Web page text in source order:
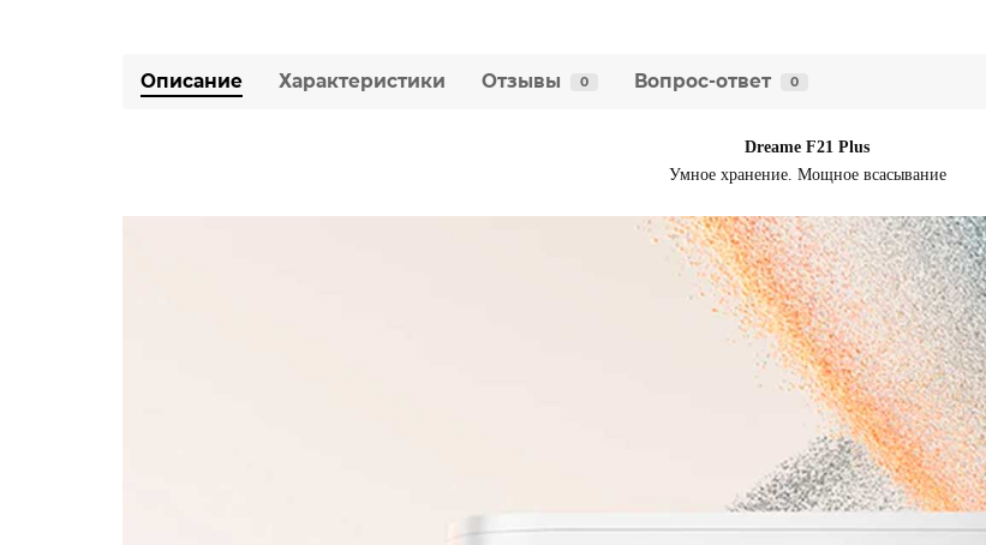
Описание Характеристики Отзывы 0 Вопрос-ответ 0
Dreame F21 Plus
Умное хранение. Мощное всасывание